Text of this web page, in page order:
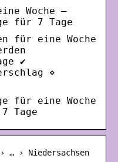
Woche –
für 7 Tage
für eine Woche
✔️
⋄
für eine Woche
Tage
… › Niedersachsen